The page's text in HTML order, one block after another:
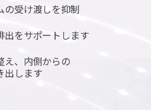
の受け渡しを抑制
出をサポートします
え、内側からの
出します